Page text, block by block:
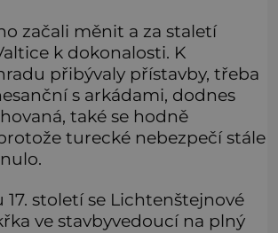
začali měnit a za staletí
k dokonalosti. K
přibývaly přístavby, třeba
s arkádami, dodnes
také se hodně
turecké nebezpečí stále
století se Lichtenštejnové
ve stavbyvedoucí na plný